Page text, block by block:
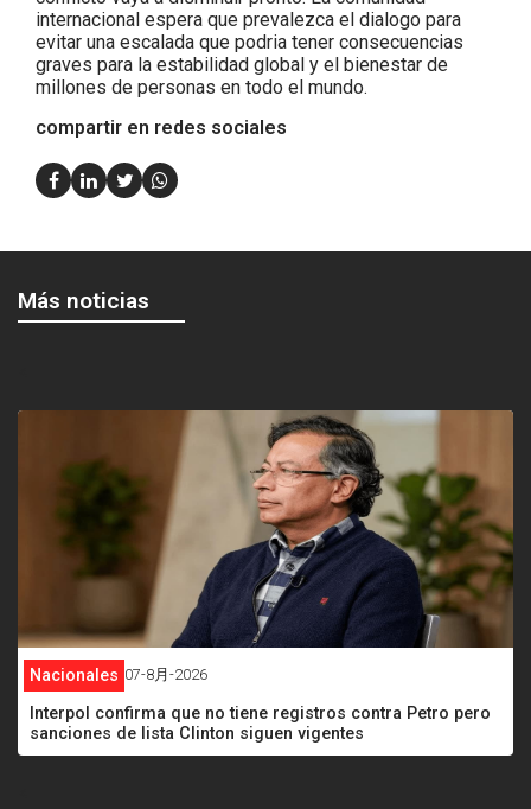
internacional espera que prevalezca el dialogo para
evitar una escalada que podria tener consecuencias
graves para la estabilidad global y el bienestar de
millones de personas en todo el mundo.
compartir en redes sociales
Más noticias
Nacionales 07-8月-2026
Interpol confirma que no tiene registros contra Petro pero
sanciones de lista Clinton siguen vigentes